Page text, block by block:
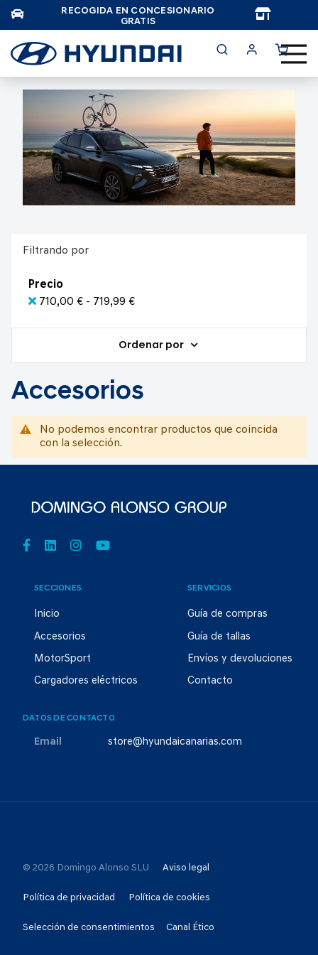
RECOGIDA EN CONCESIONARIO
GRATIS
Filtrando por
Precio
710,00 € - 719,99 €
Ordenar por
Accesorios
No podemos encontrar productos que coincida
con la selección.
SECCIONES
Inicio
Accesorios
MotorSport
Cargadores eléctricos
SERVICIOS
Guía de compras
Guía de tallas
Envíos y devoluciones
Contacto
DATOS DE CONTACTO
Email store@hyundaicanarias.com
© 2026 Domingo Alonso SLU Aviso legal
Política de privacidad Política de cookies
Selección de consentimientos Canal Ético